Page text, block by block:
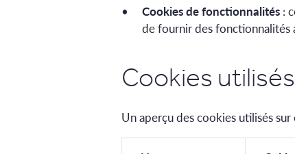
Cookies de fonctionnalités :
de fournir des fonctionnalités
Cookies
Un aperçu des cookies utilisés